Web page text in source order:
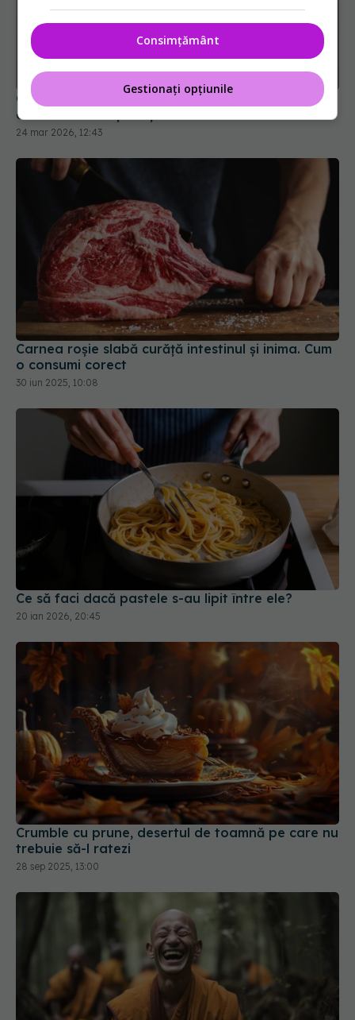
Ce poți bea dacă ai ulcer. Băuturile care pot
24 mar 2026, 12:43
Carnea roșie slabă curăță intestinul și inima. Cum
o consumi corect
30 iun 2025, 10:08
Ce să faci dacă pastele s-au lipit între ele?
Crumble cu prune, desertul de toamnă pe care nu
trebuie să-l ratezi
28 sep 2025, 13:00
Consimțământ
Gestionați opțiunile